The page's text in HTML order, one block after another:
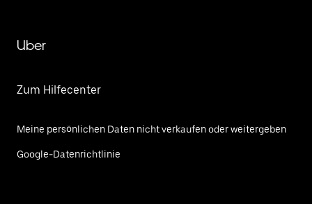
Uber
Zum Hilfecenter
Meine persönlichen Daten nicht verkaufen oder weitergeben
Google-Datenrichtlinie